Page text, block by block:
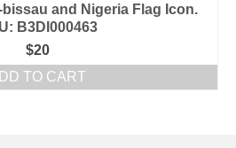
and Nigeria Flag Icon.
B3DI000463
$20
TO CART